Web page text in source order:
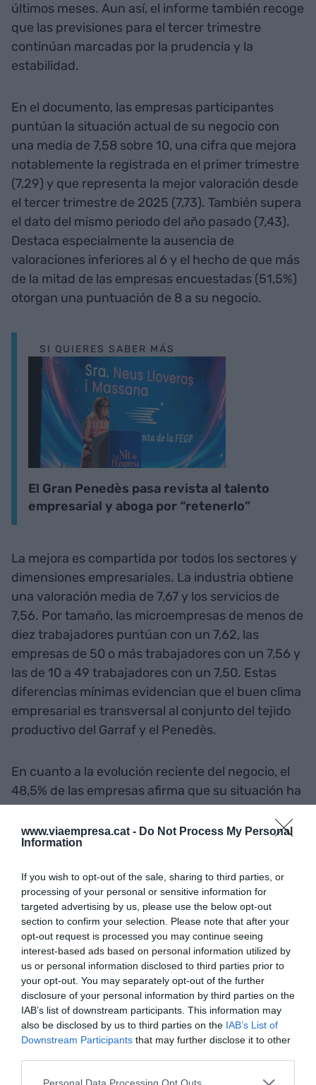
www.viaempresa.cat - Do Not Process My Personal
Information
If you wish to opt-out of the sale, sharing to third parties, or
processing of your personal or sensitive information for
targeted advertising by us, please use the below opt-out
section to confirm your selection. Please note that after your
opt-out request is processed you may continue seeing
interest-based ads based on personal information utilized by
us or personal information disclosed to third parties prior to
your opt-out. You may separately opt-out of the further
disclosure of your personal information by third parties on the
IAB’s list of downstream participants. This information may
also be disclosed by us to third parties on the IAB’s List of
Downstream Participants that may further disclose it to other
Personal Data Processing Opt Outs
últimos meses. Aun así, el informe también recoge
que las previsiones para el tercer trimestre
continúan marcadas por la prudencia y la
estabilidad.
En el documento, las empresas participantes
puntúan la situación actual de su negocio con
una media de 7,58 sobre 10, una cifra que mejora
notablemente la registrada en el primer trimestre
(7,29) y que representa la mejor valoración desde
el tercer trimestre de 2025 (7,73). También supera
el dato del mismo periodo del año pasado (7,43).
Destaca especialmente la ausencia de
valoraciones inferiores al 6 y el hecho de que más
de la mitad de las empresas encuestadas (51,5%)
otorgan una puntuación de 8 a su negocio.
SI QUIERES SABER MÁS
El Gran Penedès pasa revista al talento
empresarial y aboga por “retenerlo”
La mejora es compartida por todos los sectores y
dimensiones empresariales. La industria obtiene
una valoración media de 7,67 y los servicios de
7,56. Por tamaño, las microempresas de menos de
diez trabajadores puntúan con un 7,62, las
empresas de 50 o más trabajadores con un 7,56 y
las de 10 a 49 trabajadores con un 7,50. Estas
diferencias mínimas evidencian que el buen clima
empresarial es transversal al conjunto del tejido
productivo del Garraf y el Penedès.
En cuanto a la evolución reciente del negocio, el
48,5% de las empresas afirma que su situación ha
mejorado durante el segundo trimestre, mientras
que otro 48,5% considera que se ha mantenido
estable. Solo un 3% declara haber experimentado
63,6% de las empresas ha mantenido la plantilla
sin cambios. Paralelamente, un 18,2% la ha
ampliado y el mismo porcentaje ha registrado una
reducción del número de trabajadores.
Expectativas marcadas
por la estabilidad
Las previsiones para el tercer trimestre de 2026